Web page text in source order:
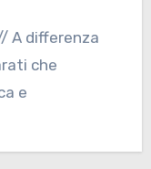
A differenza
che
e